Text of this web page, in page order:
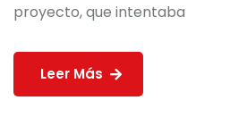
proyecto, que intentaba
Leer Más